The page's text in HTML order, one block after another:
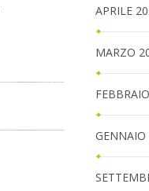
APRILE
MARZO